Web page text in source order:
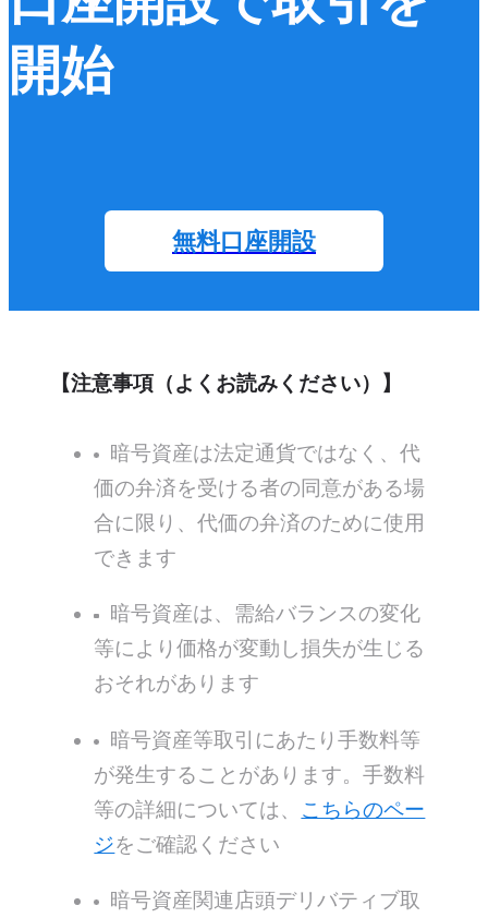
開始
無料口座開設
【注意事項（よくお読みください）】
暗号資産は法定通貨ではなく、代
価の弁済を受ける者の同意がある場
合に限り、代価の弁済のために使用
できます
暗号資産は、需給バランスの変化
等により価格が変動し損失が生じる
おそれがあります
暗号資産等取引にあたり手数料等
が発生することがあります。手数料
等の詳細については、 こちらのペー
ジをご確認ください
暗号資産関連店頭デリバティブ取